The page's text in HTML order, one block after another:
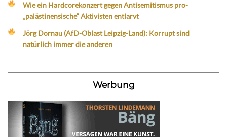
Wie ein Hardcorekonzert gegen Antisemitismus pro-
„palästinensische“ Aktivisten entlarvt
Jörg Dornau (AfD-Oblast Leipzig-Land): Korrupt sind
natürlich immer die anderen
Werbung